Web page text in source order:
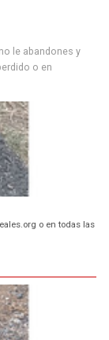
le abandones y
o en
o en todas las